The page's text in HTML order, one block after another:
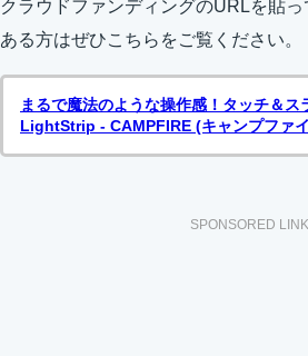
クラウドファンディングのURLを貼
ある方はぜひこちらをご覧ください。
まるで魔法のような操作感！タッチ＆ス
LightStrip - CAMPFIRE (キャンプファ
SPONSORED LINK